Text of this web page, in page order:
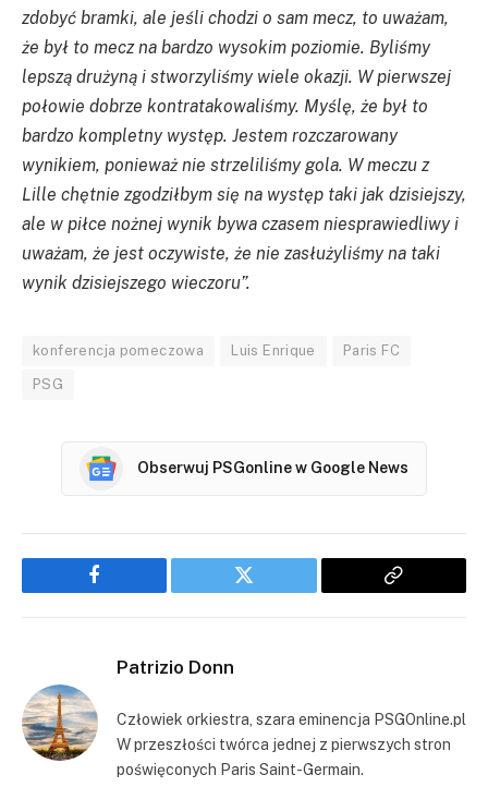
zdobyć bramki, ale jeśli chodzi o sam mecz, to uważam,
że był to mecz na bardzo wysokim poziomie. Byliśmy
lepszą drużyną i stworzyliśmy wiele okazji. W pierwszej
połowie dobrze kontratakowaliśmy. Myślę, że był to
bardzo kompletny występ. Jestem rozczarowany
wynikiem, ponieważ nie strzeliliśmy gola. W meczu z
Lille chętnie zgodziłbym się na występ taki jak dzisiejszy,
ale w piłce nożnej wynik bywa czasem niesprawiedliwy i
uważam, że jest oczywiste, że nie zasłużyliśmy na taki
wynik dzisiejszego wieczoru”.
konferencja pomeczowa Luis Enrique Paris FC
PSG
Obserwuj PSGonline w Google News
Facebook Twitter
Copy
Patrizio Donn
Człowiek orkiestra, szara eminencja PSGOnline.pl
W przeszłości twórca jednej z pierwszych stron
poświęconych Paris Saint-Germain.